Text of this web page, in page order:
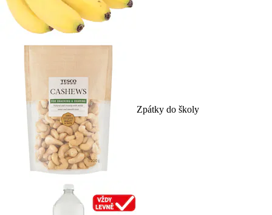
Zpátky do školy